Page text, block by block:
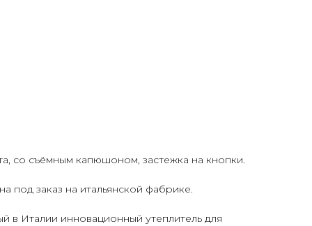
со съёмным капюшоном, застежка на кнопки.
под заказ на итальянской фабрике.
в Италии инновационный утеплитель для